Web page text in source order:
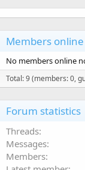
Members online
No members online
Total: 9 (members: 0,
Forum statistics
Threads
Messages
Members